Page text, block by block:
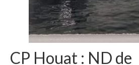
CP Houat : ND de